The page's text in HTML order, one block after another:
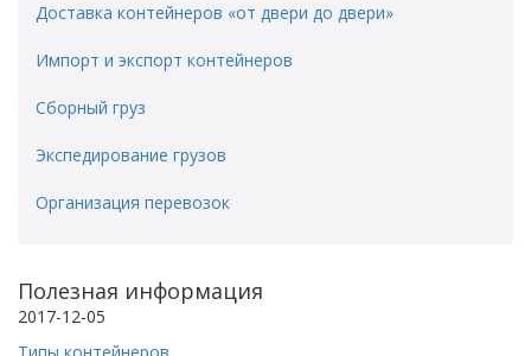
Доставка контейнеров «от двери до двери»
Импорт и экспорт контейнеров
Сборный груз
Экспедирование грузов
Организация перевозок
Полезная информация
2017-12-05